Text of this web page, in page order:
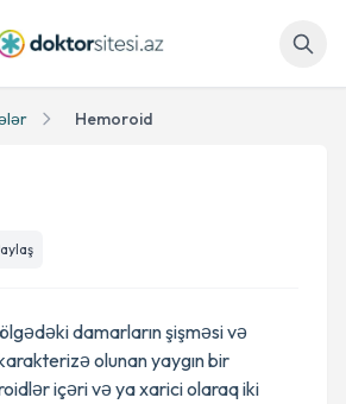
Hemoroid
damarların şişməsi və
olunan yaygın bir
içəri və ya xarici olaraq iki